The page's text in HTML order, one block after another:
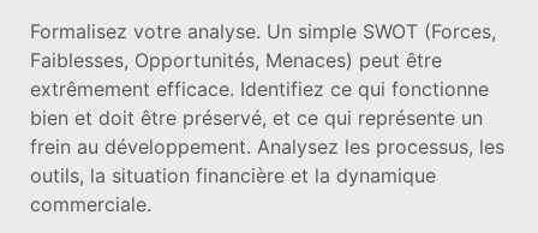
Formalisez votre analyse. Un simple SWOT (Forces,
Faiblesses, Opportunités, Menaces) peut être
extrêmement efficace. Identifiez ce qui fonctionne
bien et doit être préservé, et ce qui représente un
frein au développement. Analysez les processus, les
outils, la situation financière et la dynamique
commerciale.